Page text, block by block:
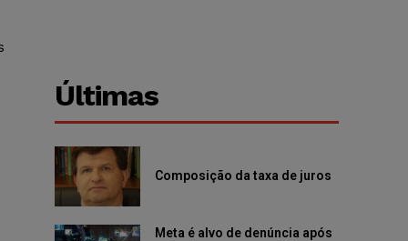
Últimas
Composição da taxa de juros
Meta é alvo de denúncia após